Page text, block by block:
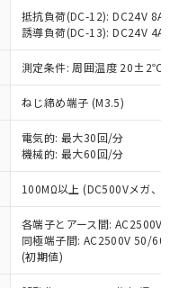
抵抗負荷(DC-12): DC24V 8A/
誘導負荷(DC-13): DC24V 4A/
測定条件: 周囲温度 20±2℃、
ねじ締め端子 (M3.5)
電気的: 最大30回/分
機械的: 最大60回/分
100MΩ以上 (DC500Vメガ、点
各端子とアース間: AC2500V
同極端子間: AC2500V 50/
(初期値)
御機器事業取扱
よび標準価格
ただくもので
商品の中には、
なる商品もある
。
格照会結果は、
点での社内デー
ものであり、閲
の在庫および標
があることをご
令（10物質）の
または確認中の
ど無形物で、有
品です。
有部品として
した場合などや
ります。
1000ppm以下、 カド
ポリ臭化ビフェニル
フェニルエーテル類
ス(2-エチルヘキシ
が中国RoHSの
します。
が中国RoHSの
示します。
販売部門へお問
：
、 Cd(カドミウ
ポリ臭化ビフェ
品のうち、外国
に定める商品
という）を輸出
たは役務取引許
要な手続きを